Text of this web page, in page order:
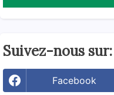
Suivez-nous sur:
Facebook